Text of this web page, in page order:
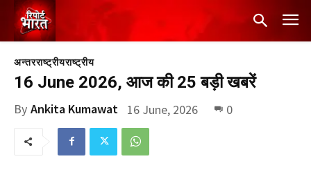
अन्तरराष्ट्रीयराष्ट्रीय
16 June 2026, आज की 25 बड़ी खबरें
By Ankita Kumawat 16 June, 2026 0